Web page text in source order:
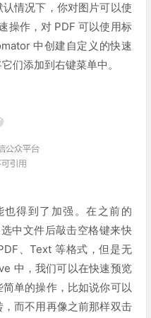
情况下，你对图片可以使
操作，对 PDF 可以使用标
中创建自定义的快速
们添加到右键菜单中。
得到了加强。在之前的
中文件后敲击空格键来快
、Text 等格式，但是无
中，我们可以在快速预览
单的操作，比如说你可以
而不用再像之前那样双击